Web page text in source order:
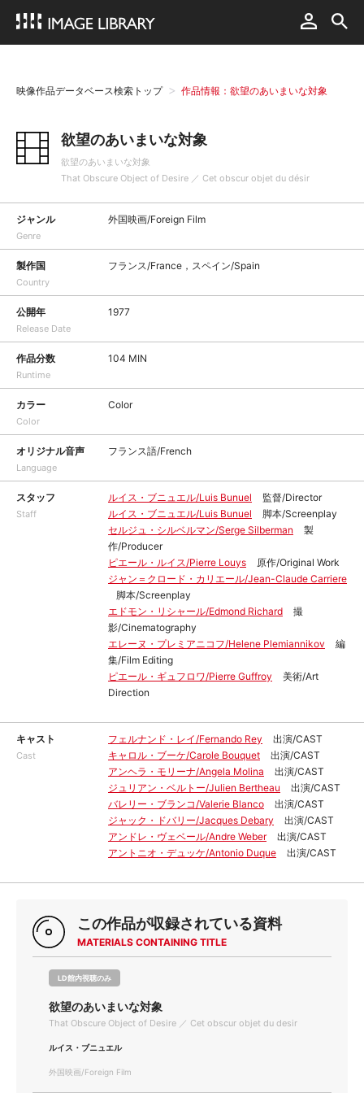
映像作品データベース検索トップ 作品情報：欲望のあいまいな対象
欲望のあいまいな対象
欲望のあいまいな対象
That Obscure Object of Desire ／ Cet obscur objet du désir
ジャンル
Genre
外国映画/Foreign Film
製作国
Country
フランス/France，スペイン/Spain
公開年
Release Date
1977
作品分数
Runtime
104 MIN
カラー
Color
Color
オリジナル音声
Language
フランス語/French
スタッフ
Staff
ルイス・ブニュエル/Luis Bunuel
監督/Director
ルイス・ブニュエル/Luis Bunuel
脚本/Screenplay
セルジュ・シルベルマン/Serge Silberman
製
作/Producer
ピエール・ルイス/Pierre Louys
原作/Original Work
ジャン＝クロード・カリエール/Jean-Claude Carriere
脚本/Screenplay
エドモン・リシャール/Edmond Richard
撮
影/Cinematography
エレーヌ・プレミアニコフ/Helene Plemiannikov
編
集/Film Editing
ピエール・ギュフロワ/Pierre Guffroy
美術/Art
Direction
キャスト
Cast
フェルナンド・レイ/Fernando Rey
出演/CAST
キャロル・ブーケ/Carole Bouquet
出演/CAST
アンヘラ・モリーナ/Angela Molina
出演/CAST
ジュリアン・ベルトー/Julien Bertheau
出演/CAST
バレリー・ブランコ/Valerie Blanco
出演/CAST
ジャック・ドバリー/Jacques Debary
出演/CAST
アンドレ・ヴェベール/Andre Weber
出演/CAST
アントニオ・デュッケ/Antonio Duque
出演/CAST
この作品が収録されている資料
MATERIALS CONTAINING TITLE
LD館内視聴のみ
欲望のあいまいな対象
That Obscure Object of Desire ／ Cet obscur objet du desir
ルイス・ブニュエル
外国映画/Foreign Film